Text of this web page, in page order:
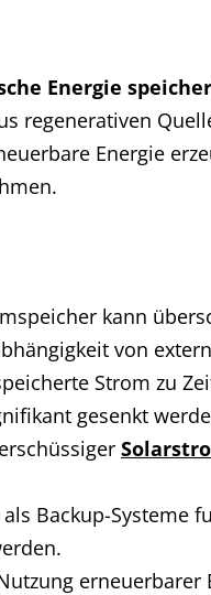
Energie
regenerativen
Energie
kann
von
Strom zu
gesenkt
Backup-Systeme